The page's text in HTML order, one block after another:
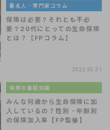
著名人・専門家コラム
保険は必要？それとも不必
要？20代にとっての生命保険
とは？【FPコラム】
2022.05.31
保険の基礎知識
みんな何歳から生命保険に加
入しているの？性別・年齢別
の保険加入率【FP監修】